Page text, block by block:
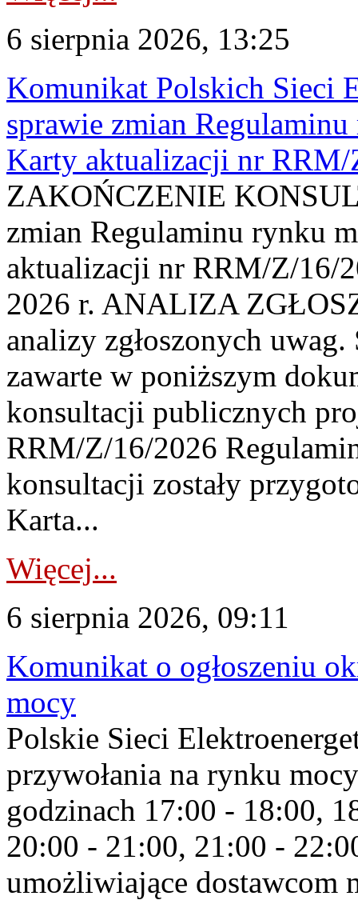
6 sierpnia 2026, 13:25
Komunikat Polskich Sieci
sprawie zmian
Karty aktualizacji nr
ZAKOŃCZENIE
zmian Regulaminu rynku
aktualizacji nr RRM/Z/16/
2026 r. ANALIZA
analizy zgłoszonych
zawarte w poniższym
konsultacji publicznych
RRM/Z/16/2026
konsultacji zostały
Karta...
Więcej...
6 sierpnia 2026, 09:11
Komunikat o ogłoszeniu
mocy
Polskie Sieci
przywołania na rynku
godzinach 17:00 - 18:00,
20:00 - 21:00, 21:00 -
umożliwiające dostawcom